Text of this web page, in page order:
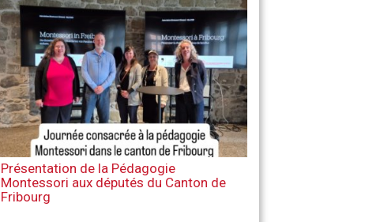
Présentation de la Pédagogie
Montessori aux députés du Canton de
Fribourg